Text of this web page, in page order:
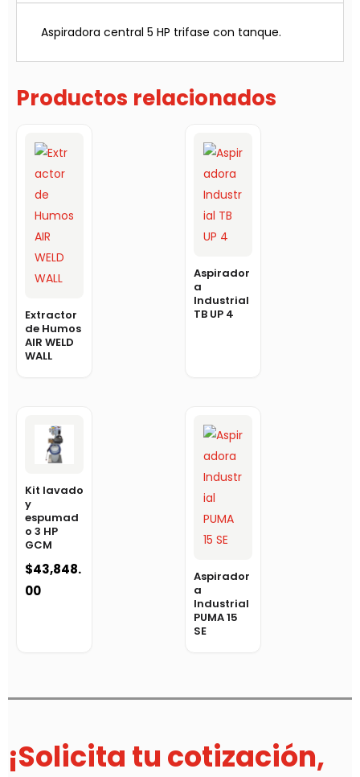
Aspiradora central 5 HP trifase con tanque.
Productos relacionados
Extractor
de Humos
AIR WELD
WALL
Aspirador
a
Industrial
TB UP 4
Kit lavado
y
espumad
o 3 HP
GCM
$43,848.
00
Aspirador
a
Industrial
PUMA 15
SE
¡Solicita tu cotización,